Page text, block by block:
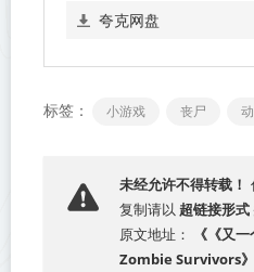
夸克网盘
标签： 小游戏 丧尸
未经允许不得转载！
复制请以 超链接形式
原文地址：
《《又
Zombie Survivors